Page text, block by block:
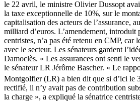
le 22 avril, le ministre Olivier Dussopt
la taxe exceptionnelle de 10%, sur le
capitalisation des acteurs de l’assurance,
milliard d’euros. L’amendement, introduit
centristes, n’a pas été retenu en CMP, car
avec le secteur. Les sénateurs gardent
Damoclès. « Les assurances ont senti le
le sénateur LR Jérôme Bascher. « Le
Montgolfier (LR) a bien dit que si d’ici le
rectifié, il n’y avait pas de contribution
la charge », a expliqué la sénatrice